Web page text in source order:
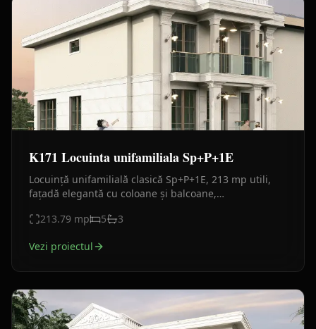
K171 Locuinta unifamiliala Sp+P+1E
Locuință unifamilială clasică Sp+P+1E, 213 mp utili,
fațadă elegantă cu coloane și balcoane,
premium.
213.79 mp 5 3
Vezi proiectul